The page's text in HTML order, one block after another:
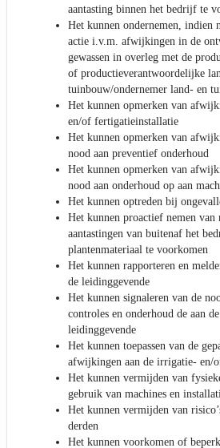
aantasting binnen het bedrijf te
Het kunnen ondernemen, indien
actie i.v.m. afwijkingen in de
gewassen in overleg met de
of productieverantwoordelijke
tuinbouw/ondernemer land- en
Het kunnen opmerken van
en/of fertigatieinstallatie
Het kunnen opmerken van
nood aan preventief onderhoud
Het kunnen opmerken van
nood aan onderhoud op aan
Het kunnen optreden bij
Het kunnen proactief nemen van
aantastingen van buitenaf het
plantenmateriaal te voorkomen
Het kunnen rapporteren en
de leidinggevende
Het kunnen signaleren van de
controles en onderhoud de aan
leidinggevende
Het kunnen toepassen van de
afwijkingen aan de irrigatie- en/
Het kunnen vermijden van
gebruik van machines en
Het kunnen vermijden van
derden
Het kunnen voorkomen of